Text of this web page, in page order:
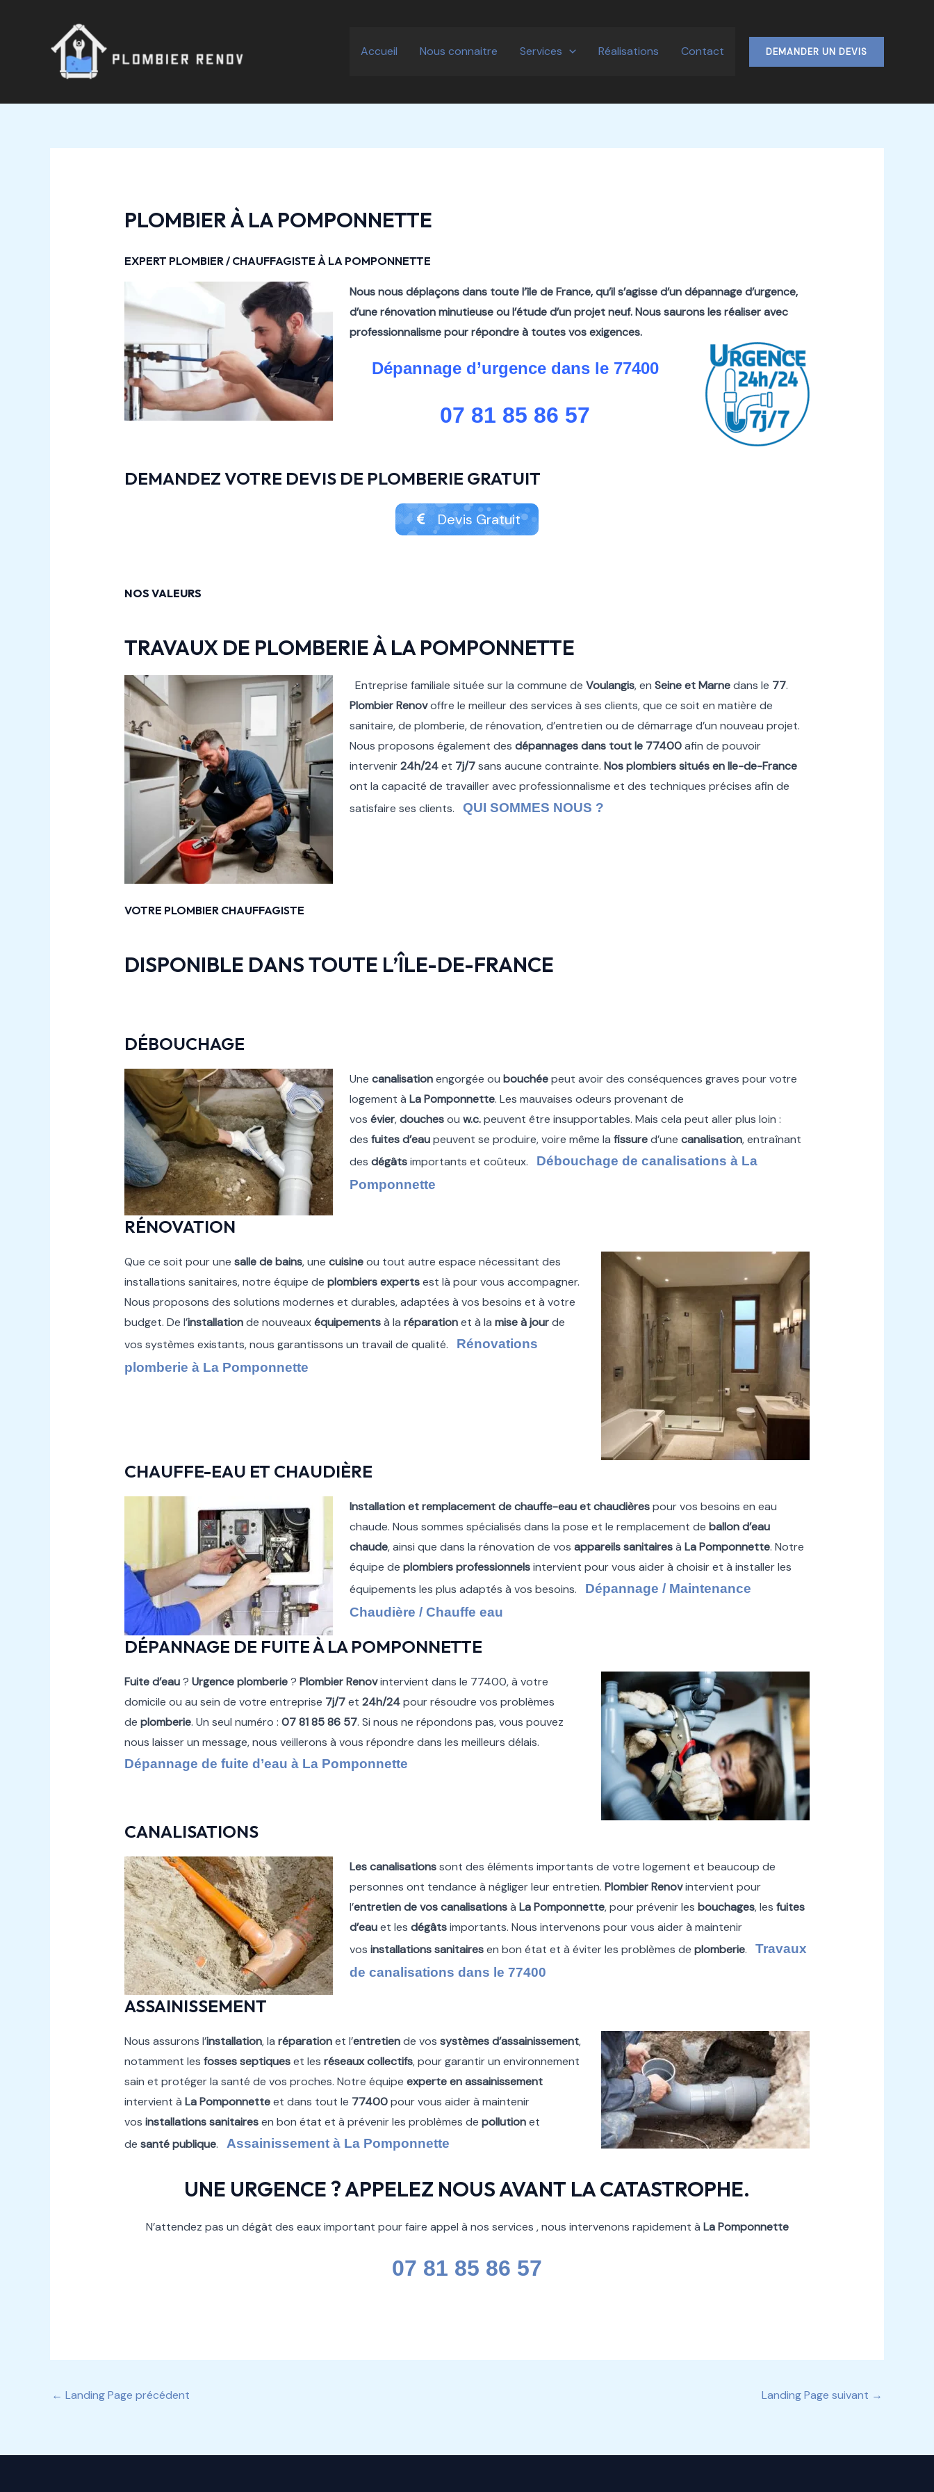
Accueil Nous connaitre Services Réalisations Contact DEMANDER UN DEVIS
PLOMBIER À LA POMPONNETTE
EXPERT PLOMBIER / CHAUFFAGISTE À LA POMPONNETTE
Nous nous déplaçons dans toute l’île de France, qu’il s’agisse d’un dépannage d’urgence,
d’une rénovation minutieuse ou l’étude d’un projet neuf.Nous saurons les réaliser avec
professionnalisme pour répondre à toutes vos exigences.
Dépannage d’urgence dans le 77400
07 81 85 86 57
DEMANDEZ VOTRE DEVIS DE PLOMBERIE GRATUIT
Devis Gratuit
NOS VALEURS
TRAVAUX DE PLOMBERIE À LA POMPONNETTE
Entreprise familiale située sur la commune de Voulangis, en Seine et Marnedans le 77.
Plombier Renovoffre le meilleur des services à ses clients, que ce soit en matière de
sanitaire, de plomberie, de rénovation, d’entretien ou de démarrage d’un nouveau projet.
Nous proposons également des dépannages dans tout le 77400afin de pouvoir
intervenir24h/24et 7j/7sans aucune contrainte. Nos plombiers situés en Ile-de-France
ont la capacité de travailler avec professionnalisme et des techniques précises afin de
satisfaire ses clients. QUI SOMMES NOUS ?
VOTRE PLOMBIER CHAUFFAGISTE
DISPONIBLE DANS TOUTE L’ÎLE-DE-FRANCE
DÉBOUCHAGE
Une canalisationengorgée ou bouchéepeut avoir des conséquences graves pour votre
logement à La Pomponnette. Les mauvaises odeurs provenant de
vos évier,douchesou w.c.peuvent être insupportables. Mais cela peut aller plus loin :
des fuites d’eaupeuvent se produire, voire même la fissured’une canalisation, entraînant
des dégâtsimportants et coûteux. Débouchage de canalisations à La
Pomponnette
RÉNOVATION
Que ce soit pour une salle de bains, une cuisineou tout autre espace nécessitant des
installations sanitaires, notre équipe de plombiers expertsest là pour vous accompagner.
Nous proposons des solutions modernes et durables, adaptées à vos besoins et à votre
budget. De l’installationde nouveauxéquipementsà la réparationet à la mise à jourde
vos systèmes existants, nous garantissons un travail de qualité. Rénovations
plomberie à La Pomponnette
CHAUFFE-EAU ET CHAUDIÈRE
Installation et remplacement de chauffe-eau et chaudièrespour vos besoins en eau
chaude. Nous sommes spécialisés dans la pose et le remplacement de ballon d’eau
chaude, ainsi que dans la rénovation de vos appareils sanitairesà La Pomponnette. Notre
équipe de plombiers professionnelsintervient pour vous aider à choisir et à installer les
équipements les plus adaptés à vos besoins. Dépannage / Maintenance
Chaudière / Chauffe eau
DÉPANNAGE DE FUITE À LA POMPONNETTE
Fuite d’eau? Urgence plomberie? Plombier Renovintervient dans le 77400, à votre
domicile ou au sein de votre entreprise 7j/7et 24h/24pour résoudre vos problèmes
de plomberie. Un seul numéro : 07 81 85 86 57. Si nous ne répondons pas, vous pouvez
nous laisser un message, nous veillerons à vous répondre dans les meilleurs délais.
Dépannage de fuite d’eau à La Pomponnette
CANALISATIONS
Les canalisationssont des éléments importants de votre logement et beaucoup de
personnes ont tendance à négliger leur entretien. Plombier Renovintervient pour
l’entretien de vos canalisationsà La Pomponnette, pour prévenir les bouchages, les fuites
d’eauet les dégâtsimportants. Nous intervenons pour vous aider à maintenir
vos installations sanitairesen bon état et à éviter les problèmes de plomberie. Travaux
de canalisations dans le 77400
ASSAINISSEMENT
Nous assurons l’installation, la réparationet l’entretiende vos systèmes d’assainissement,
notamment les fosses septiqueset les réseaux collectifs, pour garantir un environnement
sain et protéger la santé de vos proches. Notre équipe experte en assainissement
intervient à La Pomponnetteet dans tout le 77400pour vous aider à maintenir
vos installations sanitairesen bon état et à prévenir les problèmes de pollutionet
de santé publique. Assainissement à La Pomponnette
UNE URGENCE ? APPELEZ NOUS AVANT LA CATASTROPHE.
N’attendez pas un dégât des eaux important pour faire appel à nos services , nous intervenons rapidement à La Pomponnette
07 81 85 86 57
des
articles
← Landing Page précédent Landing Page suivant →